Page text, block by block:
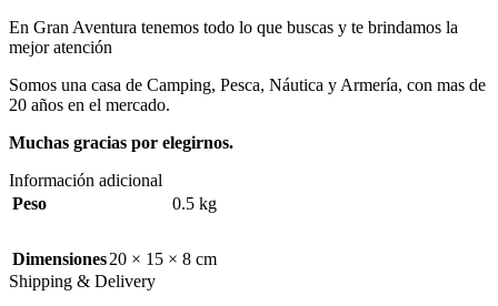
En Gran Aventura tenemos todo lo que buscas y te brindamos la
mejor atención
Somos una casa de Camping, Pesca, Náutica y Armería, con mas de
20 años en el mercado.
Muchas gracias por elegirnos.
Información adicional
Peso
0.5 kg
Dimensiones20 × 15 × 8 cm
Shipping & Delivery